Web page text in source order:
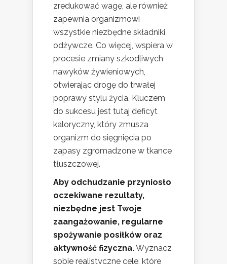
zredukować wagę, ale również
zapewnia organizmowi
wszystkie niezbędne składniki
odżywcze. Co więcej, wspiera w
procesie zmiany szkodliwych
nawyków żywieniowych,
otwierając drogę do trwałej
poprawy stylu życia. Kluczem
do sukcesu jest tutaj deficyt
kaloryczny, który zmusza
organizm do sięgnięcia po
zapasy zgromadzone w tkance
tłuszczowej.
Aby odchudzanie przyniosło
oczekiwane rezultaty,
niezbędne jest Twoje
zaangażowanie, regularne
spożywanie posiłków oraz
aktywność fizyczna.Wyznacz
sobie realistyczne cele, które